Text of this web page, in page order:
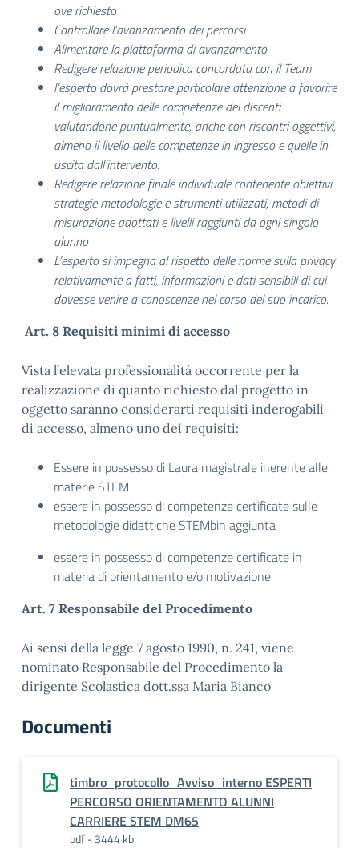
ove richiesto
Controllare l’avanzamento dei percorsi
Alimentare la piattaforma di avanzamento
Redigere relazione periodica concordata con il Team
l’esperto dovrà prestare particolare attenzione a favorire
il miglioramento delle competenze dei discenti
valutandone puntualmente, anche con riscontri oggettivi,
almeno il livello delle competenze in ingresso e quelle in
uscita dall’intervento.
Redigere relazione finale individuale contenente obiettivi
strategie metodologie e strumenti utilizzati, metodi di
misurazione adottati e livelli raggiunti da ogni singolo
alunno
L’esperto si impegna al rispetto delle norme sulla privacy
relativamente a fatti, informazioni e dati sensibili di cui
dovesse venire a conoscenze nel corso del suo incarico.
Art. 8 Requisiti minimi di accesso
Vista l’elevata professionalità occorrente per la
realizzazione di quanto richiesto dal progetto in
oggetto saranno considerarti requisiti inderogabili
di accesso, almeno uno dei requisiti:
Essere in possesso di Laura magistrale inerente alle
materie STEM
essere in possesso di competenze certificate sulle
metodologie didattiche STEMbin aggiunta
essere in possesso di competenze certificate in
materia di orientamento e/o motivazione
Art. 7 Responsabile del Procedimento
Ai sensi della legge 7 agosto 1990, n. 241, viene
nominato Responsabile del Procedimento la
dirigente Scolastica dott.ssa Maria Bianco
Documenti
timbro_protocollo_Avviso_interno ESPERTI
PERCORSO ORIENTAMENTO ALUNNI
CARRIERE STEM DM65
pdf - 3444 kb